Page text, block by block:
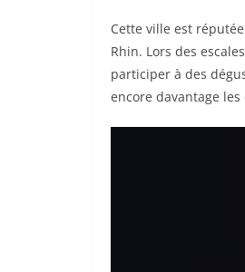
Cette ville est
Rhin. Lors des
participer à des
encore davantage